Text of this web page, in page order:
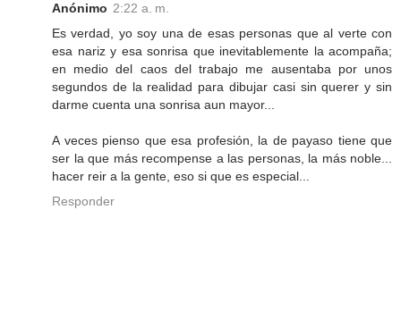
Anónimo 2:22 a. m.
Es verdad, yo soy una de esas personas que al verte con
esa nariz y esa sonrisa que inevitablemente la acompaña;
en medio del caos del trabajo me ausentaba por unos
segundos de la realidad para dibujar casi sin querer y sin
darme cuenta una sonrisa aun mayor...
A veces pienso que esa profesión, la de payaso tiene que
ser la que más recompense a las personas, la más noble...
hacer reir a la gente, eso si que es especial...
Responder